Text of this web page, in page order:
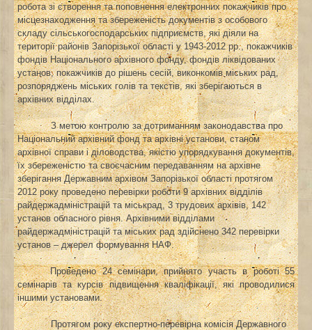
робота зі створення та поповнення електронних покажчиків про
місцезнаходження та збереженість документів з особового
складу сільськогосподарських підприємств, які діяли на
території районів Запорізької області у 1943-2012 рр., покажчиків
фондів Національного архівного фонду, фондів ліквідованих
установ, покажчиків до рішень сесій, виконкомів міських рад,
розпоряджень міських голів та текстів, які зберігаються в
архівних відділах.
З метою контролю за дотриманням законодавства про
Національний архівний фонд та архівні установи, станом
архівної справи і діловодства, якістю упорядкування документів,
їх збереженістю та своєчасним передаванням на архівне
зберігання Державним архівом Запорізької області протягом
2012 року проведено перевірки роботи 9 архівних відділів
райдержадміністрацій та міськрад, 3 трудових архівів, 142
установ обласного рівня. Архівними відділами
райдержадміністрацій та міських рад здійснено 342 перевірки
установ – джерел формування НАФ.
Проведено 24 семінари, прийнято участь в роботі 55
семінарів та курсів підвищення кваліфікації, які проводилися
іншими установами.
Протягом року експертно-перевірна комісія Державного